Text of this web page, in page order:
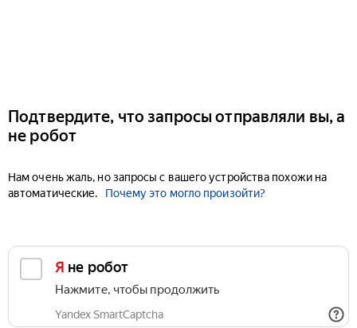
Подтвердите, что запросы отправляли вы, а
не робот
Нам очень жаль, но запросы с вашего устройства похожи на
автоматические.
Почему это могло произойти?
Я не робот
Нажмите, чтобы продолжить
Yandex SmartCaptcha